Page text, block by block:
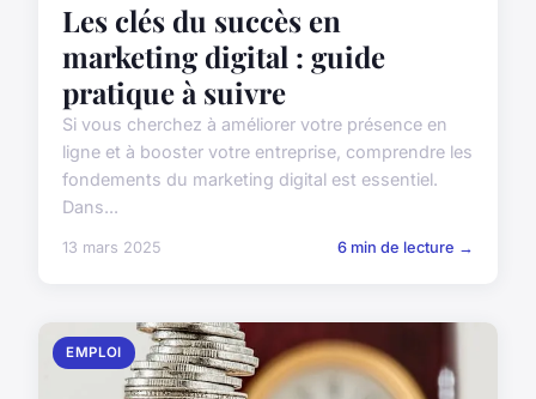
Les clés du succès en
marketing digital : guide
pratique à suivre
Si vous cherchez à améliorer votre présence en
ligne et à booster votre entreprise, comprendre les
fondements du marketing digital est essentiel.
Dans...
13 mars 2025 6 min de lecture →
EMPLOI